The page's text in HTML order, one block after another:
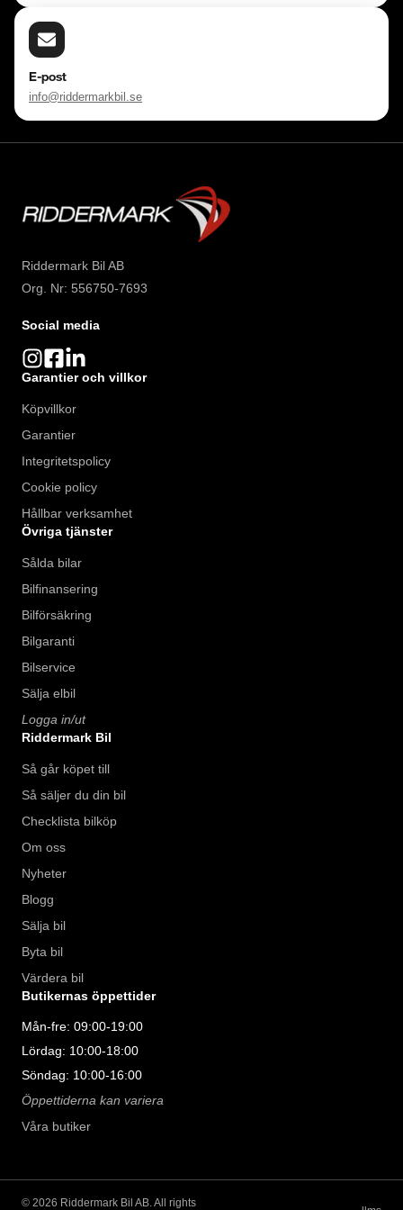
E-post
info@riddermarkbil.se
Riddermark Bil AB
Org. Nr: 556750-7693
Social media
Garantier och villkor
Köpvillkor
Garantier
Integritetspolicy
Cookie policy
Hållbar verksamhet
Övriga tjänster
Sålda bilar
Bilfinansering
Bilförsäkring
Bilgaranti
Bilservice
Sälja elbil
Logga in/ut
Riddermark Bil
Så går köpet till
Så säljer du din bil
Checklista bilköp
Om oss
Nyheter
Blogg
Sälja bil
Byta bil
Värdera bil
Butikernas öppettider
Mån-fre: 09:00-19:00
Lördag: 10:00-18:00
Söndag: 10:00-16:00
Öppettiderna kan variera
Våra butiker
© 2026 Riddermark Bil AB. All rights